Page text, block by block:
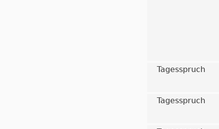
Tagesspruch
Tagesspruch